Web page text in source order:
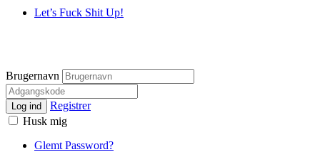
Let’s Fuck Shit Up!
Brugernavn
Log ind
Registrer
Husk mig
Glemt Password?